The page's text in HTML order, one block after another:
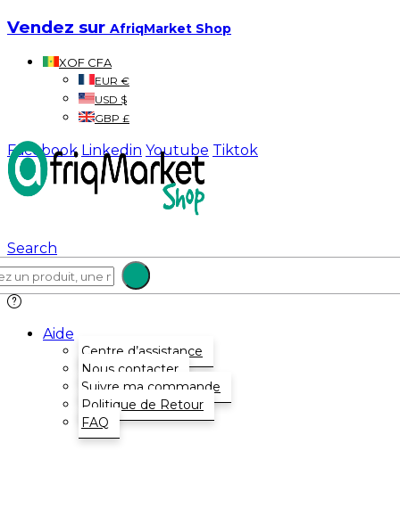
Vendez sur AfriqMarket Shop
XOF CFA
EUR €
USD $
GBP £
Facebook Linkedin Youtube Tiktok
Search
Aide
Centre d’assistance
Nous contacter
Suivre ma commande
Politique de Retour
FAQ